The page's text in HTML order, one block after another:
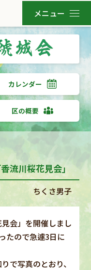
カレンダー
区の概要
流川桜花見会」
ちくさ男子
会」を開催しまし
たので急遽3日に
で写真のとおり、